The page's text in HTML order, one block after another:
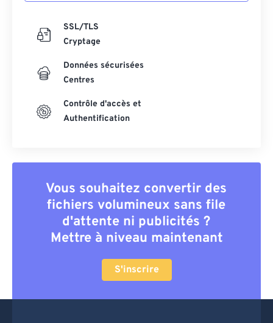
SSL/TLS
Cryptage
Données sécurisées
Centres
Contrôle d'accès et
Authentification
Vous souhaitez convertir des
fichiers volumineux sans file
d'attente ni publicités ?
Mettre à niveau maintenant
S'inscrire